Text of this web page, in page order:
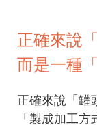
正確來說
而是一種
正確來說「罐
「製成加工